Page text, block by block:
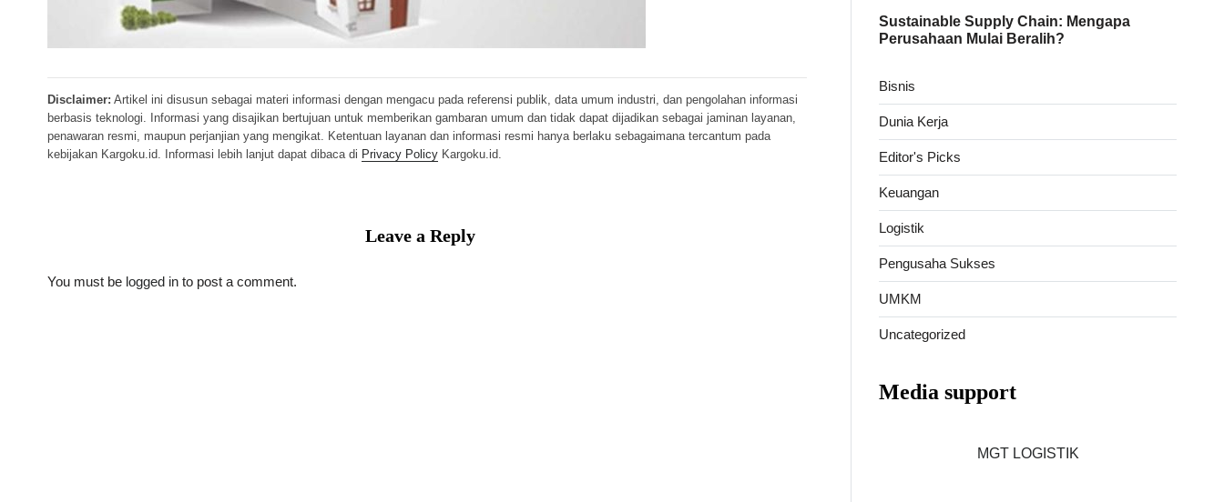
Disclaimer: Artikel ini disusun sebagai materi informasi dengan mengacu pada referensi publik, data umum industri, dan pengolahan informasi
berbasis teknologi. Informasi yang disajikan bertujuan untuk memberikan gambaran umum dan tidak dapat dijadikan sebagai jaminan layanan,
penawaran resmi, maupun perjanjian yang mengikat. Ketentuan layanan dan informasi resmi hanya berlaku sebagaimana tercantum pada
kebijakan Kargoku.id. Informasi lebih lanjut dapat dibaca di Privacy Policy Kargoku.id.
Leave a Reply
You must be logged in to post a comment.
Sustainable Supply Chain: Mengapa
Perusahaan Mulai Beralih?
Bisnis
Dunia Kerja
Editor's Picks
Keuangan
Logistik
Pengusaha Sukses
UMKM
Uncategorized
Media support
MGT LOGISTIK